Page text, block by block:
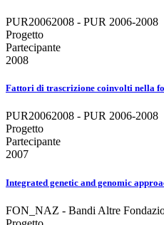
PUR20062008 - PUR 2006-2008
Progetto
Partecipante
2008
Fattori di trascrizione coinvolti nella
PUR20062008 - PUR 2006-2008
Progetto
Partecipante
2007
Integrated genetic and genomic
FON_NAZ - Bandi Altre